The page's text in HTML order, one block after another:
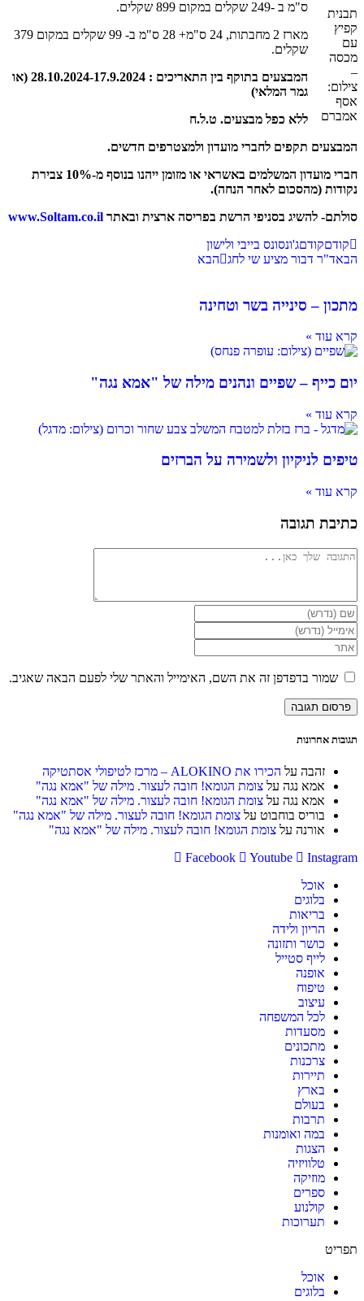
תבנית
קפיץ
עם
מכסה
–
צילום:
אסף
אמברם
ס"מ ב -249 שקלים במקום 899 שקלים.
מארז 2 מחבתות, 24 ס"מ+ 28 ס"מ ב- 99 שקלים במקום 379
שקלים.
המבצעים בתוקף בין התאריכים : 28.10.2024-17.9.2024 (או
גמר המלאי)
ללא כפל מבצעים. ט.ל.ח
המבצעים תקפים לחברי מועדון ולמצטרפים חדשים.
חברי מועדון המשלמים באשראי או מזומן ייהנו בנוסף מ-10% צבירת
נקודות (מהסכום לאחר הנחה).
סולתם- להשיג בסניפי הרשת בפריסה ארצית ובאתר www.Soltam.co.il
קודםקודםג'ונסונס בייבי ולישון
הבאד"ר דבור מציע שי לחג הבא
מתכון – סינייה בשר וטחינה
קרא עוד »
יום כייף – שפיים ונהנים מילה של "אמא נגה"
קרא עוד »
טיפים לניקיון ולשמירה על הברזים
קרא עוד »
כתיבת תגובה
להגיב
הזן
את
השם
שלך
או
שם
משתמש
כדי
הזן
את
כתובת
דואר
האלקטרוני
שלך
כדי
הזן
את
כתובת
האינטרנט
שלך
שמור בדפדפן זה את השם, האימייל והאתר שלי לפעם הבאה שאגיב.
תגובות אחרונות
זהבה על הכירו את ALOKINO – מרכז לטיפולי אסתטיקה
אמא נגה על צומת הגומא! חובה לעצור. מילה של "אמא נגה"
אמא נגה על צומת הגומא! חובה לעצור. מילה של "אמא נגה"
בוריס בוחבוט על צומת הגומא! חובה לעצור. מילה של "אמא נגה"
אורנה על צומת הגומא! חובה לעצור. מילה של "אמא נגה"
Facebook
Youtube
Instagram
אוכל
בלוגים
בריאות
הריון ולידה
כושר ותזונה
לייף סטייל
אופנה
טיפוח
עיצוב
לכל המשפחה
מסעדות
מתכונים
צרכנות
תיירות
בארץ
בעולם
תרבות
במה ואומנות
הצגות
טלוויזיה
מוזיקה
ספרים
קולנוע
תערוכות
תפריט
אוכל
בלוגים